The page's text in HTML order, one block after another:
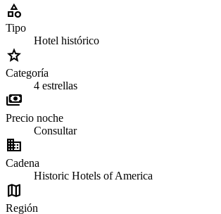
category
Tipo
Hotel histórico
grade
Categoría
4 estrellas
payments
Precio noche
Consultar
business
Cadena
Historic Hotels of America
map
Región